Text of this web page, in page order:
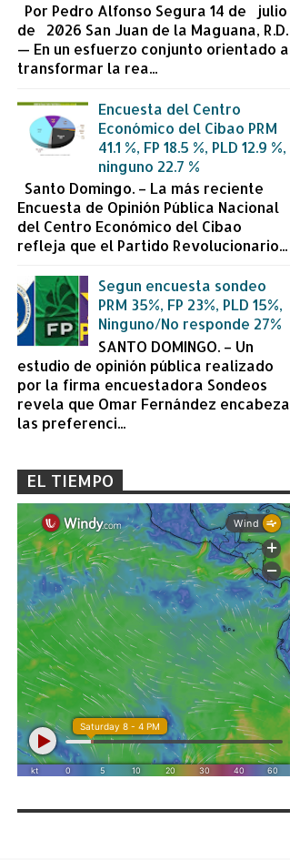
Por Pedro Alfonso Segura 14 de julio
de 2026 San Juan de la Maguana, R.D.
— En un esfuerzo conjunto orientado a
transformar la rea...
Encuesta del Centro
Económico del Cibao PRM
41.1 %, FP 18.5 %, PLD 12.9 %,
ninguno 22.7 %
Santo Domingo. – La más reciente
Encuesta de Opinión Pública Nacional
del Centro Económico del Cibao
refleja que el Partido Revolucionario...
Segun encuesta sondeo
PRM 35%, FP 23%, PLD 15%,
Ninguno/No responde 27%
SANTO DOMINGO. – Un
estudio de opinión pública realizado
por la firma encuestadora Sondeos
revela que Omar Fernández encabeza
las preferenci...
EL TIEMPO